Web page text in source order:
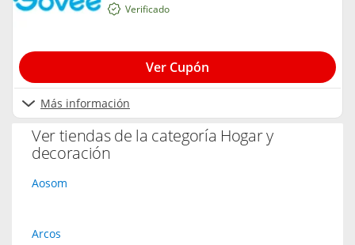
Más información
Verificado
Ver Cupón
Ver tiendas de la categoría Hogar y
decoración
Aosom
Arcos